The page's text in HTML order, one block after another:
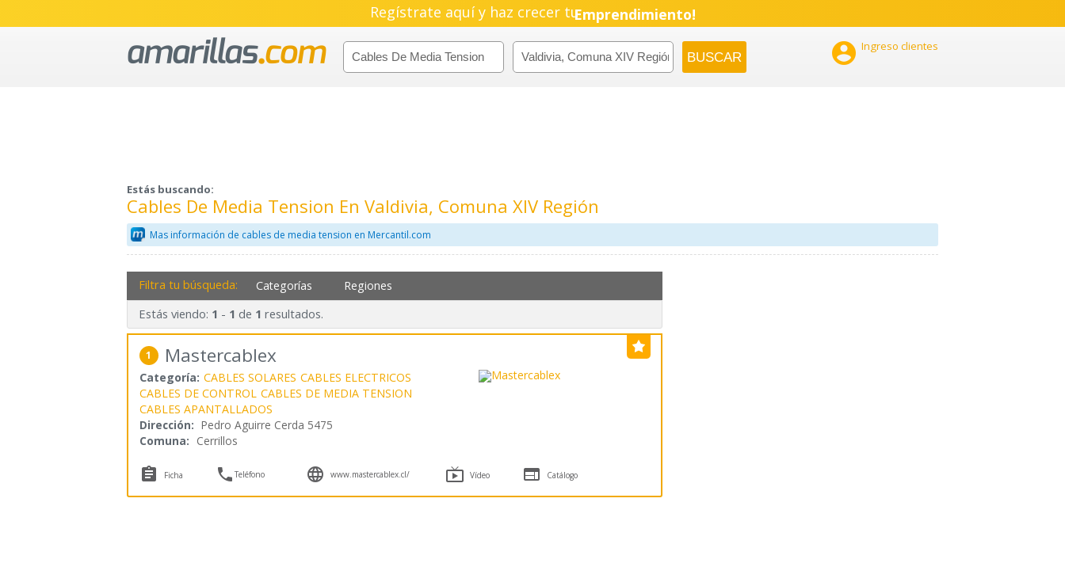
Regístrate aquí y haz crecer tuEmprendimiento!
 Ingreso clientes
Estás buscando:
Cables De Media Tension En Valdivia, Comuna XIV Región
Mas información de cables de media tension en Mercantil.com
Filtra tu búsqueda: Categorías Regiones
Estás viendo: 1 - 1 de 1 resultados.
1 Mastercablex
Categoría: CABLES SOLARES CABLES ELECTRICOS
CABLES DE CONTROL CABLES DE MEDIA TENSION
CABLES APANTALLADOS
Dirección: Pedro Aguirre Cerda 5475
Comuna: Cerrillos
 Ficha Teléfono  www.mastercablex.cl/  Vídeo  Catálogo